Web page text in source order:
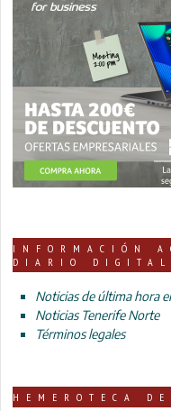
INFORMACIÓN
DIARIO DIGITAL
Noticias de última hora
Noticias Tenerife Norte
Términos legales
HEMEROTECA